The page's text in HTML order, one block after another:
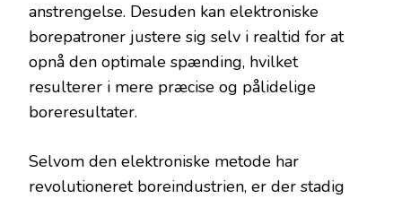
anstrengelse. Desuden kan elektroniske
borepatroner justere sig selv i realtid for at
opnå den optimale spænding, hvilket
resulterer i mere præcise og pålidelige
boreresultater.
Selvom den elektroniske metode har
revolutioneret boreindustrien, er der stadig